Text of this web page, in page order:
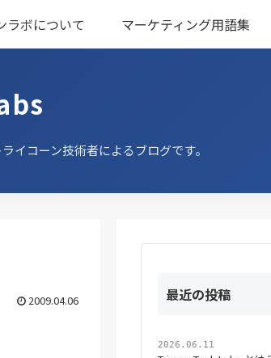
ラボについて マーケティング用語集
ライコーン技術者によるブログです。
2009.04.06 最近の投稿
2026.06.11